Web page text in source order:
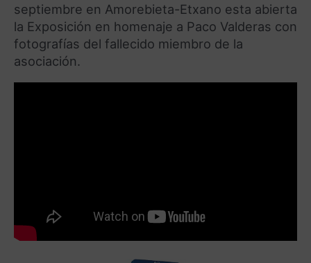
septiembre en Amorebieta-Etxano esta abierta
la Exposición en homenaje a Paco Valderas con
fotografías del fallecido miembro de la
asociación.